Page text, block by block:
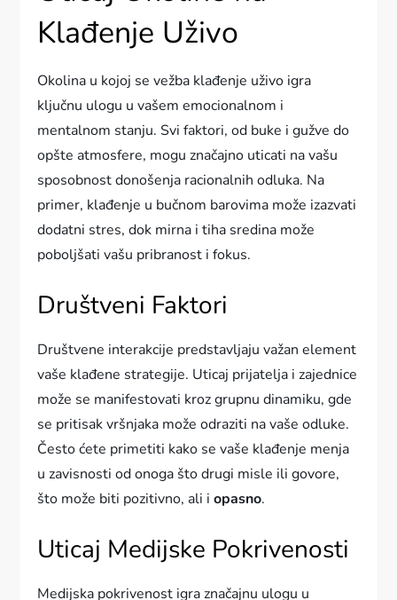
Klađenje Uživo
Okolina u kojoj se vežba klađenje uživo igra
ključnu ulogu u vašem emocionalnom i
mentalnom stanju. Svi faktori, od buke i gužve do
opšte atmosfere, mogu značajno uticati na vašu
sposobnost donošenja racionalnih odluka. Na
primer, klađenje u bučnom barovima može izazvati
dodatni stres, dok mirna i tiha sredina može
poboljšati vašu pribranost i fokus.
Društveni Faktori
Društvene interakcije predstavljaju važan element
vaše klađene strategije. Uticaj prijatelja i zajednice
može se manifestovati kroz grupnu dinamiku, gde
se pritisak vršnjaka može odraziti na vaše odluke.
Često ćete primetiti kako se vaše klađenje menja
u zavisnosti od onoga što drugi misle ili govore,
što može biti pozitivno, ali iopasno.
Uticaj Medijske Pokrivenosti
Medijska pokrivenost igra značajnu ulogu u